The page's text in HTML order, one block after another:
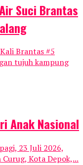
Suci Brantas
Brantas #5
tujuh kampung
Anak Nasional
23 Juli 2026,
Kota Depok,...